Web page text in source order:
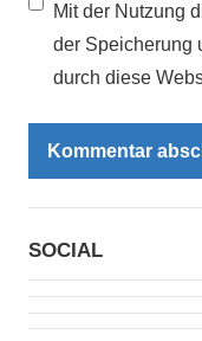
Mit der Nutzung
der Speicherung
durch diese
SOCIAL